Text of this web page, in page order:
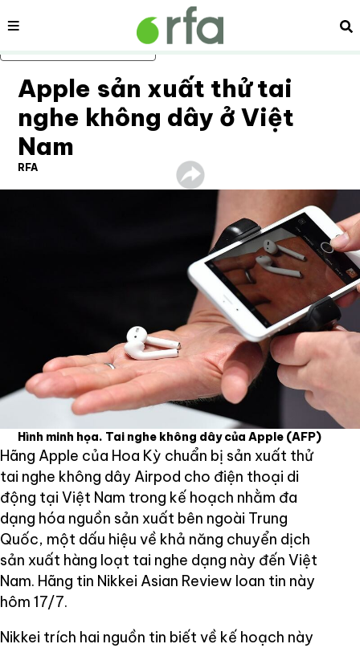
Bỏ qua nội dung chính
Nội dung
Apple sản xuất thử tai
nghe không dây ở Việt
Nam
RFA
Hình minh họa. Tai nghe không dây của Apple (AFP)
Hãng Apple của Hoa Kỳ chuẩn bị sản xuất thử
tai nghe không dây Airpod cho điện thoại di
động tại Việt Nam trong kế hoạch nhằm đa
dạng hóa nguồn sản xuất bên ngoài Trung
Quốc, một dấu hiệu về khả năng chuyển dịch
sản xuất hàng loạt tai nghe dạng này đến Việt
Nam. Hãng tin Nikkei Asian Review loan tin này
hôm 17/7.
Nikkei trích hai nguồn tin biết về kế hoạch này